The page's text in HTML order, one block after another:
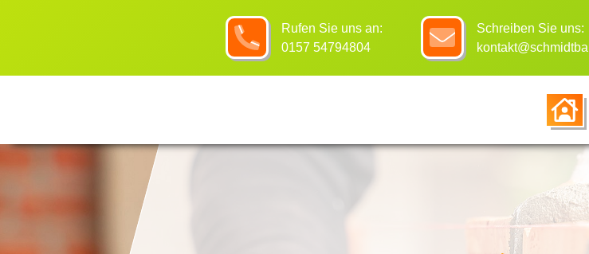
Rufen Sie uns an:
0157 54794804
Schreiben Sie uns: